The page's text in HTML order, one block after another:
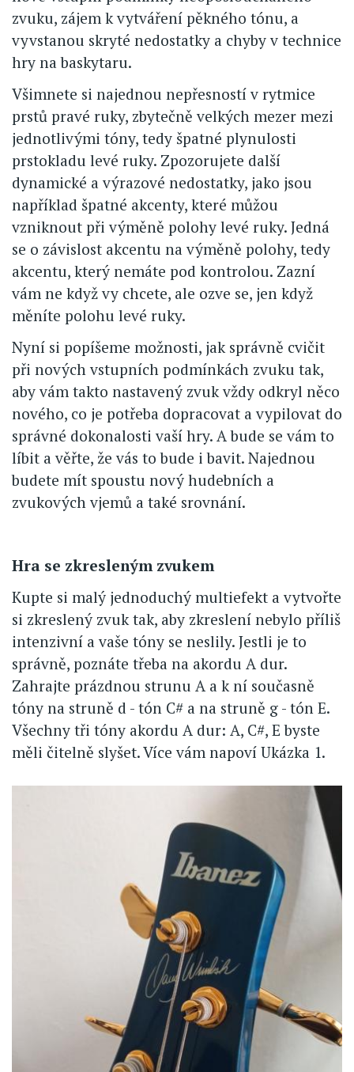
zvuku, zájem k vytváření pěkného tónu, a
vyvstanou skryté nedostatky a chyby v technice
hry na baskytaru.
Všimnete si najednou nepřesností v rytmice
prstů pravé ruky, zbytečně velkých mezer mezi
jednotlivými tóny, tedy špatné plynulosti
prstokladu levé ruky. Zpozorujete další
dynamické a výrazové nedostatky, jako jsou
například špatné akcenty, které můžou
vzniknout při výměně polohy levé ruky. Jedná
se o závislost akcentu na výměně polohy, tedy
akcentu, který nemáte pod kontrolou. Zazní
vám ne když vy chcete, ale ozve se, jen když
měníte polohu levé ruky.
Nyní si popíšeme možnosti, jak správně cvičit
při nových vstupních podmínkách zvuku tak,
aby vám takto nastavený zvuk vždy odkryl něco
nového, co je potřeba dopracovat a vypilovat do
správné dokonalosti vaší hry. A bude se vám to
líbit a věřte, že vás to bude i bavit. Najednou
budete mít spoustu nový hudebních a
zvukových vjemů a také srovnání.
Hra se zkresleným zvukem
Kupte si malý jednoduchý multiefekt a vytvořte
si zkreslený zvuk tak, aby zkreslení nebylo příliš
intenzivní a vaše tóny se neslily. Jestli je to
správně, poznáte třeba na akordu A dur.
Zahrajte prázdnou strunu A a k ní současně
tóny na struně d - tón C# a na struně g - tón E.
Všechny tři tóny akordu A dur: A, C#, E byste
měli čitelně slyšet. Více vám napoví Ukázka 1.